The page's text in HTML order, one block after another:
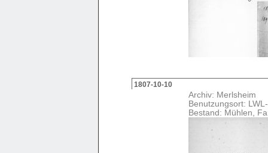
1807-10-10
Archiv: Merlsheim
Benutzungsort:
Bestand: Mühlen,